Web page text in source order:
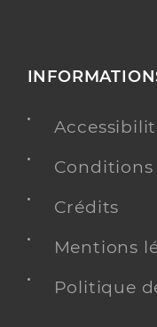
Crédits
Mentions
Politique